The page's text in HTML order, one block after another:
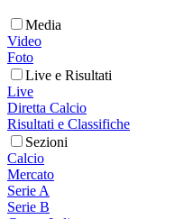
Media
Video
Foto
Live e Risultati
Live
Diretta Calcio
Risultati e Classifiche
Sezioni
Calcio
Mercato
Serie A
Serie B